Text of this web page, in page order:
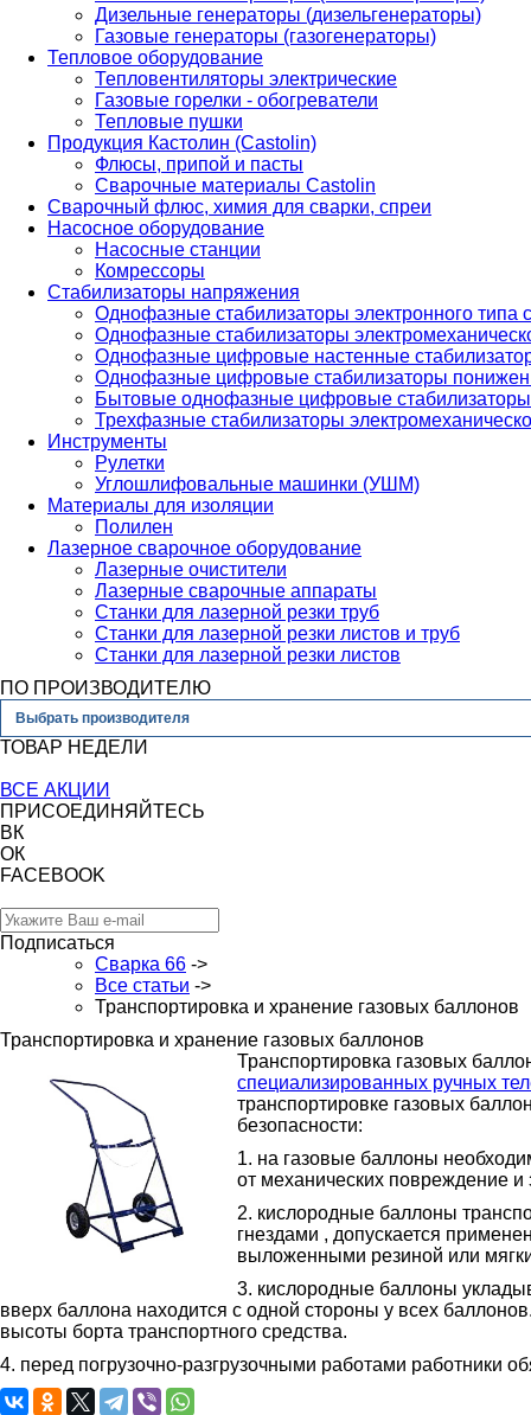
Дизельные генераторы (дизельгенераторы)
Газовые генераторы (газогенераторы)
Тепловое оборудование
Тепловентиляторы электрические
Газовые горелки - обогреватели
Тепловые пушки
Продукция Кастолин (Castolin)
Флюсы, припой и пасты
Сварочные материалы Castolin
Сварочный флюс, химия для сварки, спреи
Насосное оборудование
Насосные станции
Комрессоры
Стабилизаторы напряжения
Однофазные стабилизаторы электронного
Однофазные стабилизаторы
Однофазные цифровые настенные
Однофазные цифровые стабилизаторы
Бытовые однофазные цифровые стабилизаторы
Трехфазные стабилизаторы
Инструменты
Рулетки
Углошлифовальные машинки (УШМ)
Материалы для изоляции
Полилен
Лазерное сварочное оборудование
Лазерные очистители
Лазерные сварочные аппараты
Станки для лазерной резки труб
Станки для лазерной резки листов и труб
Станки для лазерной резки листов
ПО ПРОИЗВОДИТЕЛЮ
Выбрать производителя
ТОВАР НЕДЕЛИ
ВСЕ АКЦИИ
ПРИСОЕДИНЯЙТЕСЬ
ВК
ОК
FACEBOOK
Подписаться
Сварка 66 ->
Все статьи ->
Транспортировка и хранение газовых баллонов
Транспортировка и хранение газовых баллонов
Транспортировка газовых
специализированных ручных
транспортировке газовых
безопасности:
1. на газовые баллоны
от механических повреждение и
2. кислородные баллоны
гнездами , допускается
выложенными резиной или
3. кислородные баллоны
вверх баллона находится с одной стороны у всех
высоты борта транспортного средства.
4. перед погрузочно-разгрузочными работами работники